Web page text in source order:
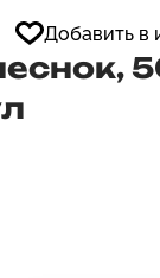
Добавить в